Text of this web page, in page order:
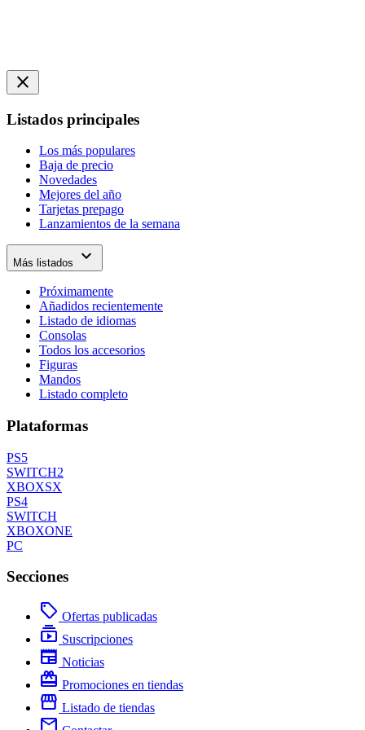
close
Listados principales
Los más populares
Baja de precio
Novedades
Mejores del año
Tarjetas prepago
Lanzamientos de la semana
Más listados expand_more
Próximamente
Añadidos recientemente
Listado de idiomas
Consolas
Todos los accesorios
Figuras
Mandos
Listado completo
Plataformas
PS5
SWITCH2
XBOXSX
PS4
SWITCH
XBOXONE
PC
Secciones
local_offer Ofertas publicadas
subscriptions Suscripciones
newspaper Noticias
redeem Promociones en tiendas
storefront Listado de tiendas
mail